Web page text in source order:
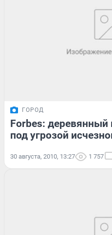
ГОРОД
Forbes: деревянный
под угрозой
30 августа, 2010, 13:27 1 757